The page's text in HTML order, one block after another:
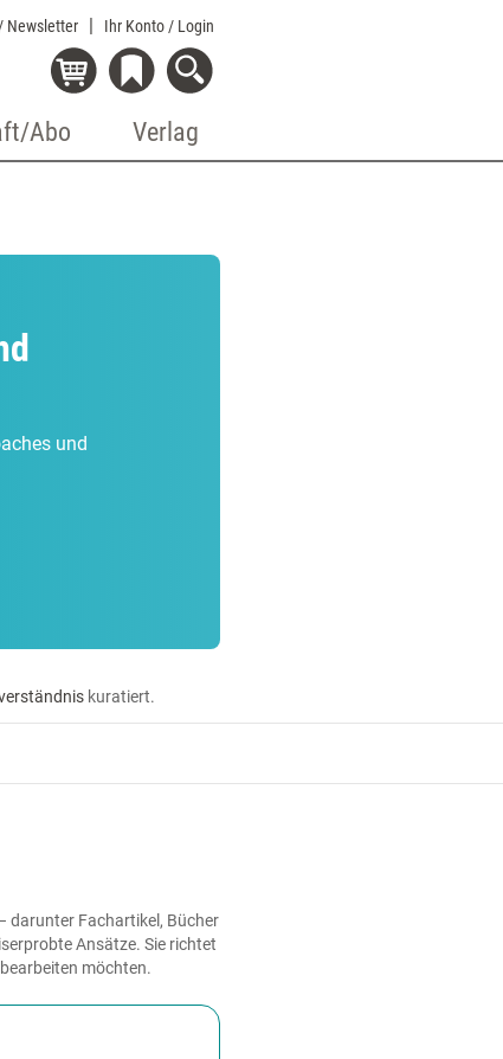
Newsletter Ihr Konto / Login
Abo Verlag
und
kuratiert.
darunter Fachartikel, Bücher
Ansätze. Sie richtet
möchten.